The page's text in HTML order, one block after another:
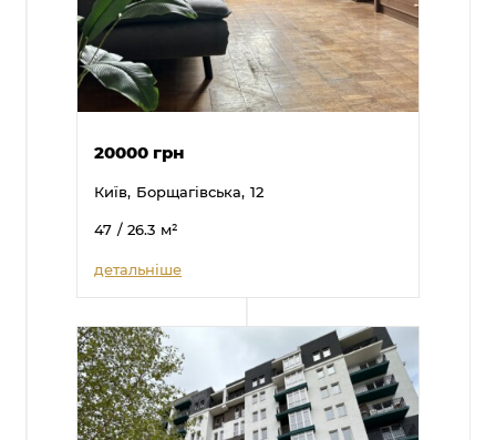
20000 грн
Київ, Борщагівська, 12
47 / 26.3 м²
детальніше